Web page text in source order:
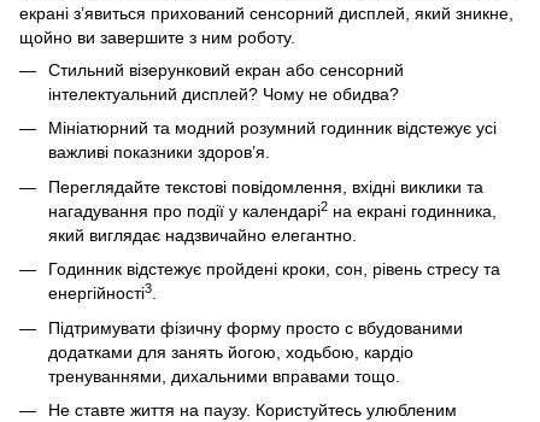
екрані з’явиться прихований сенсорний дисплей, який зникне,
щойно ви завершите з ним роботу.
Стильний візерунковий екран або сенсорний
інтелектуальний дисплей? Чому не обидва?
Мініатюрний та модний розумний годинник відстежує усі
важливі показники здоров’я.
Переглядайте текстові повідомлення, вхідні виклики та
нагадування про події у календарі2 на екрані годинника,
який виглядає надзвичайно елегантно.
Годинник відстежує пройдені кроки, сон, рівень стресу та
енергійності3
Підтримувати фізичну форму просто с вбудованими
додатками для занять йогою, ходьбою, кардіо
тренуваннями, дихальними вправами тощо.
Не ставте життя на паузу. Користуйтесь улюбленим